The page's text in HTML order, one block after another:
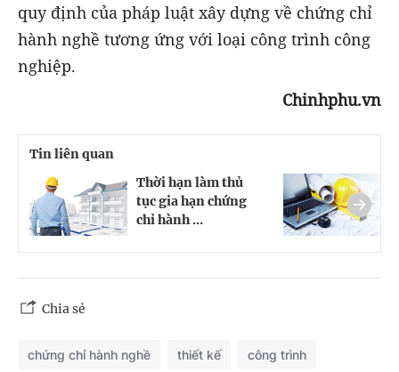
quy định của pháp luật xây dựng về chứng chỉ
hành nghề tương ứng với loại công trình công
nghiệp.
Chinhphu.vn
Tin liên quan
Thời hạn làm thủ
tục gia hạn chứng
chỉ hành ...
Chia sẻ
chứng chỉ hành nghề thiết kế công trình